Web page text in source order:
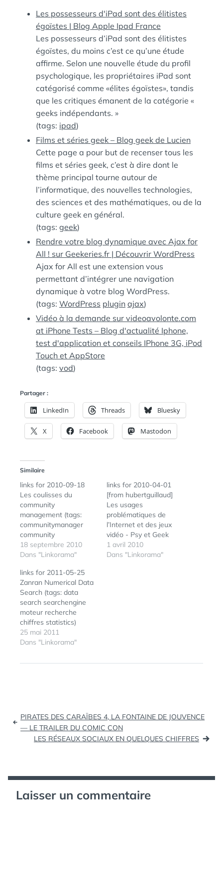
Les possesseurs d'iPad sont des élitistes
égoïstes | Blog Apple Ipad France
Les possesseurs d’iPad sont des élitistes
égoïstes, du moins c’est ce qu’une étude
affirme. Selon une nouvelle étude du profil
psychologique, les propriétaires iPad sont
catégorisé comme «élites égoïstes», tandis
que les critiques émanent de la catégorie «
geeks indépendants. »
(tags: ipad)
Films et séries geek – Blog geek de Lucien
Cette page a pour but de recenser tous les
films et séries geek, c’est à dire dont le
thème principal tourne autour de
l’informatique, des nouvelles technologies,
des sciences et des mathématiques, ou de la
culture geek en général.
(tags: geek)
Rendre votre blog dynamique avec Ajax for
All ! sur Geekeries.fr | Découvrir WordPress
Ajax for All est une extension vous
permettant d’intégrer une navigation
dynamique à votre blog WordPress.
(tags: WordPress plugin ajax)
Vidéo à la demande sur videoavolonte.com
at iPhone Tests – Blog d'actualité Iphone,
test d'application et conseils IPhone 3G, iPod
Touch et AppStore
(tags: vod)
Partager :
LinkedIn Threads Bluesky
X Facebook Mastodon
Similaire
links for 2010-09-18
Les coulisses du
community
management (tags:
communitymanager
community
management livre)
France iPad: Un vrai
presse en ligne ! (tags:
ipad presse) 50% des
possesseurs d'iPhone
utilisent l'application
Facebook | Jean-
Nicolas Reyt Facebook
est la première
application sur iPhone
parmi les possesseurs
18 septembre 2010
Dans "Linkorama"
links for 2010-04-01
[from hubertguillaud]
Les usages
problématiques de
l’Internet et des jeux
vidéo - Psy et Geek
Apple - iPad - Keep
your email, contacts,
1 avril 2010
Dans "Linkorama"
links for 2011-05-25
Zanran Numerical Data
Search (tags: data
search searchengine
moteur recherche
chiffres statistics)
Zanran, le nouveau
moteur de recherche de
en beta! (tags: moteur
iPad 2 en France avec
VIPad.fr, le blog…
25 mai 2011
Dans "Linkorama"
Navigation
de
l’article
PIRATES DES CARAÏBES 4, LA FONTAINE DE JOUVENCE
— LE TRAILER DU COMIC CON
LES RÉSEAUX SOCIAUX EN QUELQUES CHIFFRES
Laisser un commentaire